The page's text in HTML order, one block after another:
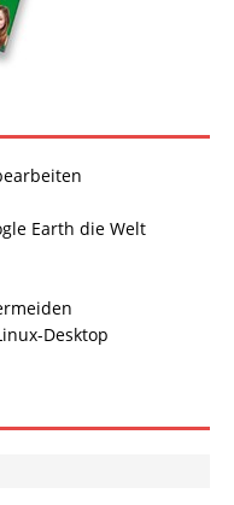
Earth die Welt
Desktop